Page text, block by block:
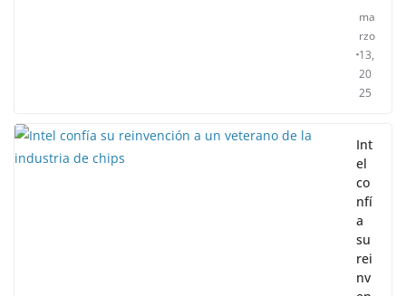
ma
rzo
13,
20
25
Int
el
co
nfí
a
su
rei
nv